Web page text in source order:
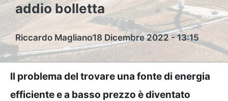
addio bolletta
Riccardo Magliano18 Dicembre 2022 - 13:15
Il problema del trovare una fonte di energia
efficiente e a basso prezzo è diventato